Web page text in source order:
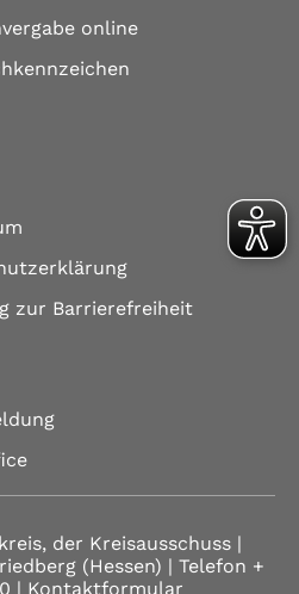
online
zur Barrierefreiheit
der Kreisausschuss |
(Hessen) | Telefon +
| Kontaktformular